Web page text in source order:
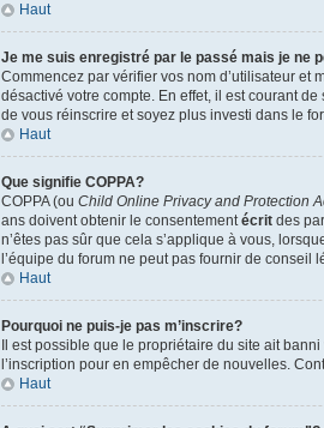
Haut
Je me suis enregistré par le passé mais je ne
Commencez par vérifier vos nom d’utilisateur et
désactivé votre compte. En effet, il est courant
de vous réinscrire et soyez plus investi dans le
Haut
Que signifie COPPA?
COPPA (ou Child Online Privacy and Protection
ans doivent obtenir le consentementécrit des
n’êtes pas sûr que cela s’applique à vous,
l’équipe du forum ne peut pas fournir de
Haut
Pourquoi ne puis-je pas m’inscrire?
Il est possible que le propriétaire du site ait
l’inscription pour en empêcher de nouvelles.
Haut